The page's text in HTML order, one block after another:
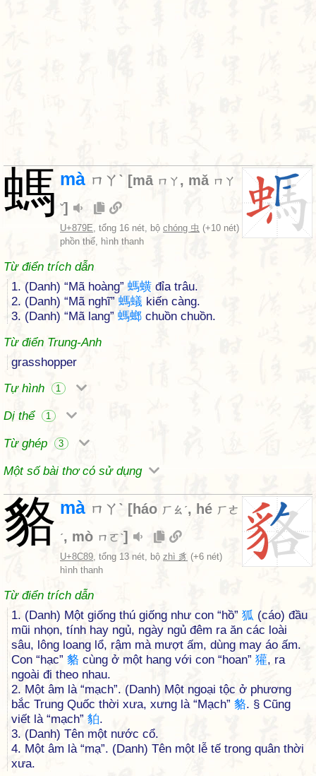
螞 mà ㄇㄚˋ [mā ㄇㄚ , mǎ ㄇㄚ
ˇ]
U+879E, tổng 16 nét, bộ chóng 虫 (+10 nét)
phồn thể, hình thanh
Từ điển trích dẫn
1. (Danh) “Mã hoàng” 螞蟥 đỉa trâu.
2. (Danh) “Mã nghĩ” 螞蟻 kiến càng.
3. (Danh) “Mã lang” 螞螂 chuồn chuồn.
Từ điển Trung-Anh
grasshopper
Tự hình
1
Dị thể 1
Từ ghép 3
Một số bài thơ có sử dụng
貉 mà ㄇㄚˋ [háo ㄏㄠˊ, hé ㄏㄜ
ˊ, mò ㄇㄛˋ]
U+8C89, tổng 13 nét, bộ zhì 豸 (+6 nét)
hình thanh
Từ điển trích dẫn
1. (Danh) Một giống thú giống như con “hồ” 狐 (cáo) đầu
mũi nhọn, tính hay ngủ, ngày ngủ đêm ra ăn các loài
sâu, lông loang lổ, rậm mà mượt ấm, dùng may áo ấm.
Con “hạc” 貉 cùng ở một hang với con “hoan” 獾, ra
ngoài đi theo nhau.
2. Một âm là “mạch”. (Danh) Một ngoại tộc ở phương
bắc Trung Quốc thời xưa, xưng là “Mạch” 貉. § Cũng
viết là “mạch” 貃.
3. (Danh) Tên một nước cổ.
4. Một âm là “mạ”. (Danh) Tên một lễ tế trong quân thời
xưa.